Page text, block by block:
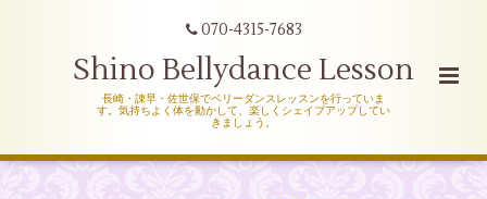
070-4315-7683
Shino Bellydance Lesson
長崎・諌早・佐世保でベリーダンスレッスンを行っていま
す。気持ちよく体を動かして、楽しくシェイプアップしてい
きましょう。